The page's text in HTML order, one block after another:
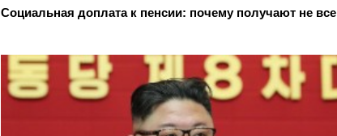
Социальная доплата к пенсии: почему получают не все